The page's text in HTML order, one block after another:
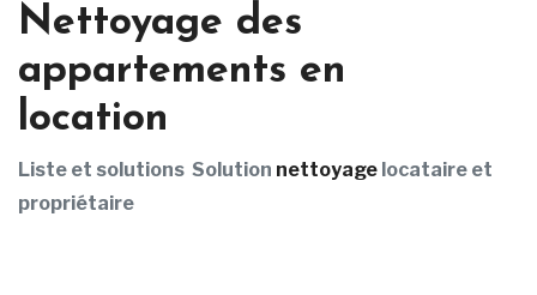
Nettoyage des
appartements en
location
Liste et solutions Solution nettoyage locataire et
propriétaire